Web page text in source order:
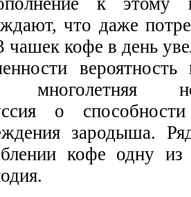
что даже
чашек кофе в день
многолетняя
о
зародыша.
кофе одну